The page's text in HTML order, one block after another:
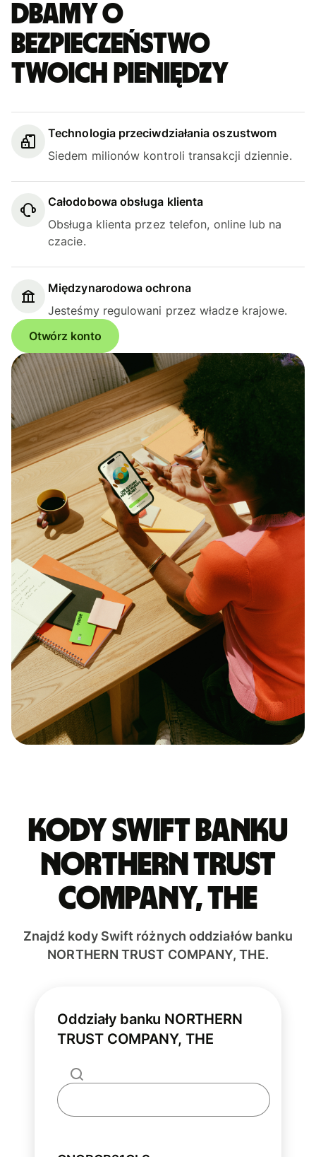
Dbamy o
bezpieczeństwo
Twoich pieniędzy
Technologia przeciwdziałania oszustwom
Siedem milionów kontroli transakcji dziennie.
Całodobowa obsługa klienta
Obsługa klienta przez telefon, online lub na
czacie.
Międzynarodowa ochrona
Jesteśmy regulowani przez władze krajowe.
Otwórz konto
Kody Swift banku
NORTHERN TRUST
COMPANY, THE
Znajdź kody Swift różnych oddziałów banku
NORTHERN TRUST COMPANY, THE.
Oddziały banku NORTHERN
TRUST COMPANY, THE